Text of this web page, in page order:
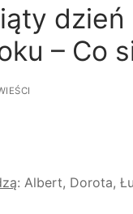
– Co
: Albert, Dorota,